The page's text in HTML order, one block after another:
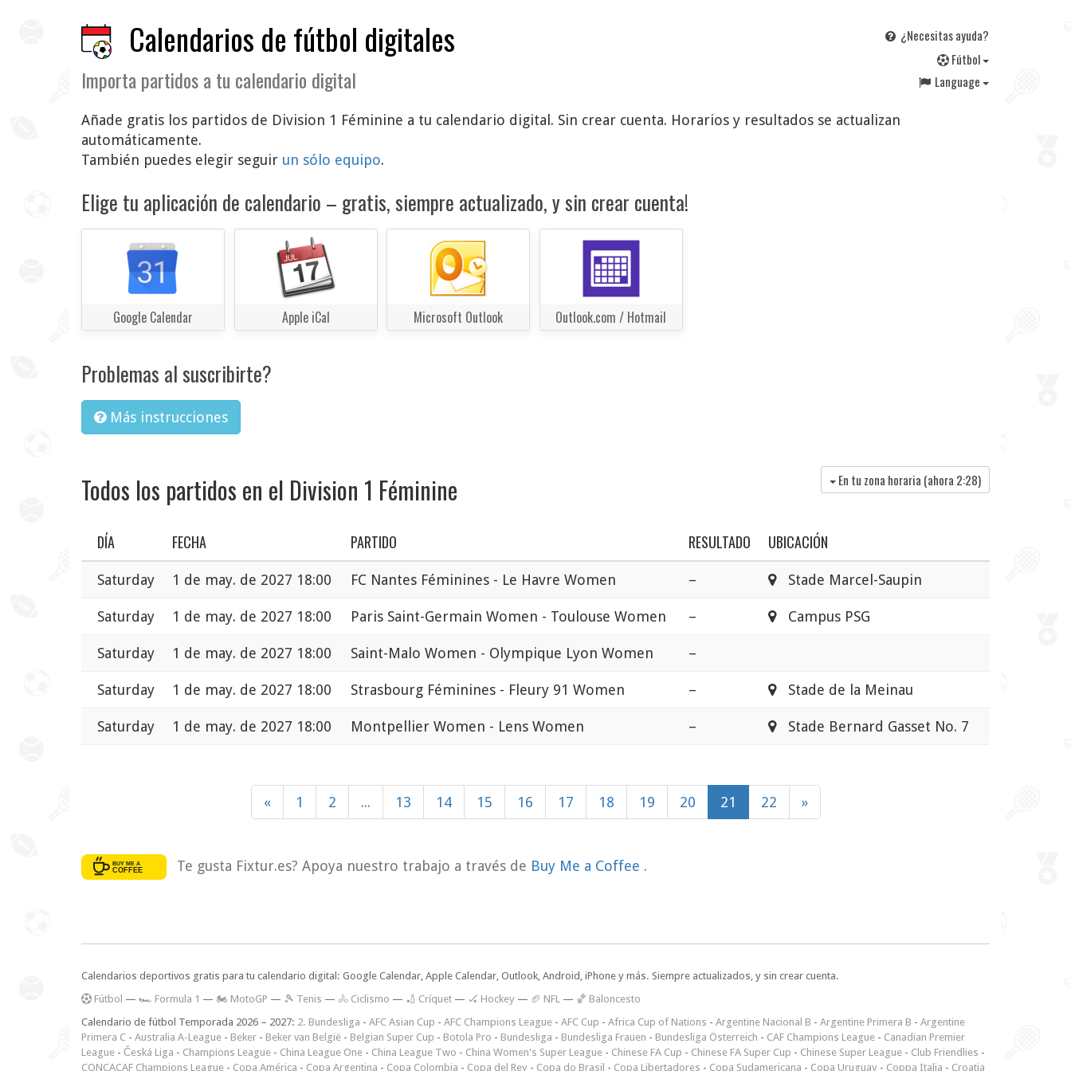
Calendarios de fútbol digitales
Importa partidos a tu calendario digital
¿Necesitas ayuda?
Fútbol
Language
Añade gratis los partidos de Division 1 Féminine a tu calendario digital. Sin crear cuenta. Horarios y resultados se actualizan
automáticamente.
También puedes elegir seguir un sólo equipo.
Elige tu aplicación de calendario – gratis, siempre actualizado, y sin crear cuenta!
Google Calendar Apple iCal Microsoft Outlook Outlook.com / Hotmail
Problemas al suscribirte?
Más instrucciones
Todos los partidos en el Division 1 Féminine En tu zona horaria (ahora 2:28)
DÍA FECHA PARTIDO RESULTADO UBICACIÓN
Saturday 1 de may. de 2027 18:00 FC Nantes Féminines - Le Havre Women – Stade Marcel-Saupin
Saturday 1 de may. de 2027 18:00 Paris Saint-Germain Women - Toulouse Women – Campus PSG
Saturday 1 de may. de 2027 18:00 Saint-Malo Women - Olympique Lyon Women –
Saturday 1 de may. de 2027 18:00 Strasbourg Féminines - Fleury 91 Women – Stade de la Meinau
Saturday 1 de may. de 2027 18:00 Montpellier Women - Lens Women – Stade Bernard Gasset No. 7
« 1 2 ... 13 14 15 16 17 18 19 20 21 22 »
Te gusta Fixtur.es? Apoya nuestro trabajo a través de Buy Me a Coffee .
Calendarios deportivos gratis para tu calendario digital: Google Calendar, Apple Calendar, Outlook, Android, iPhone y más. Siempre actualizados, y sin crear cuenta.
Fútbol — 🏎️ Formula 1 — 🏍 MotoGP — 🎾 Tenis — 🚴 Ciclismo — 🏏 Críquet — 🏑 Hockey — 🏈 NFL — 🏀 Baloncesto
Calendario de fútbol Temporada 2026 – 2027: 2. Bundesliga - AFC Asian Cup - AFC Champions League - AFC Cup - Africa Cup of Nations - Argentine Nacional B - Argentine Primera B - Argentine
Primera C - Australia A-League - Beker - Beker van België - Belgian Super Cup - Botola Pro - Bundesliga - Bundesliga Frauen - Bundesliga Österreich - CAF Champions League - Canadian Premier
League - Česká Liga - Champions League - China League One - China League Two - China Women's Super League - Chinese FA Cup - Chinese FA Super Cup - Chinese Super League - Club Friendlies -
CONCACAF Champions League - Copa América - Copa Argentina - Copa Colombia - Copa del Rey - Copa do Brasil - Copa Libertadores - Copa Sudamericana - Copa Uruguay - Coppa Italia - Croatia